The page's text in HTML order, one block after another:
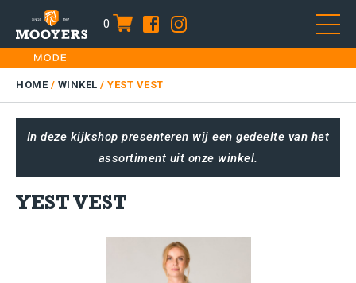
0 item
Skip
to
content
HOME
DAMES
KIDS
PLUS SIZE
HOME/ WINKEL / YEST VEST
In deze kijkshop presenteren wij een gedeelte van het
assortiment uit onze winkel.
YEST VEST